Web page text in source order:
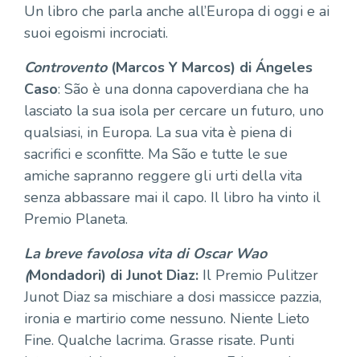
Un libro che parla anche all’Europa di oggi e ai
suoi egoismi incrociati.
Controvento(Marcos Y Marcos) di Ángeles
Caso: São è una donna capoverdiana che ha
lasciato la sua isola per cercare un futuro, uno
qualsiasi, in Europa. La sua vita è piena di
sacrifici e sconfitte. Ma São e tutte le sue
amiche sapranno reggere gli urti della vita
senza abbassare mai il capo. Il libro ha vinto il
Premio Planeta.
La breve favolosa vita di Oscar Wao
(Mondadori) di Junot Diaz: Il Premio Pulitzer
Junot Diaz sa mischiare a dosi massicce pazzia,
ironia e martirio come nessuno. Niente Lieto
Fine. Qualche lacrima. Grasse risate. Punti